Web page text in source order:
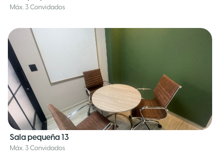
Máx. 3 Convidados
Sala pequeña 13
Máx. 3 Convidados